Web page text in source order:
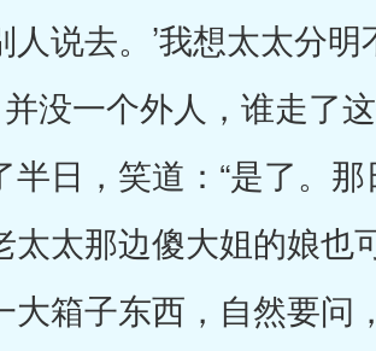
说去。’我想太太分
没一个外人，谁走了
日，笑道：“是了。
太那边傻大姐的娘也
大箱子东西，自然要问